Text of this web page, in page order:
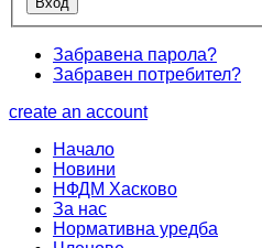
Забравена парола?
Забравен потребител?
create an account
Начало
Новини
НФДМ Хасково
За нас
Нормативна уредба